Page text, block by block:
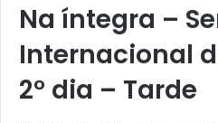
Na íntegra –
Internacional
2° dia – Tarde